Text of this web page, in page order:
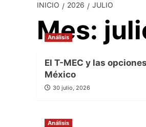
INICIO 2026 JULIO
Mes:
Análisis
El T-MEC y las
México
30 julio, 2026
Análisis